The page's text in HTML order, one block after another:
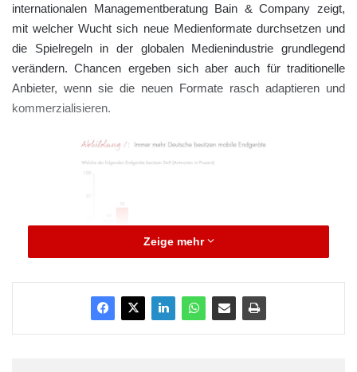
internationalen Managementberatung Bain & Company zeigt,
mit welcher Wucht sich neue Medienformate durchsetzen und
die Spielregeln in der globalen Medienindustrie grundlegend
verändern. Chancen ergeben sich aber auch für traditionelle
Anbieter, wenn sie die neuen Formate rasch adaptieren und
kommerzialisieren.
Zeige mehr